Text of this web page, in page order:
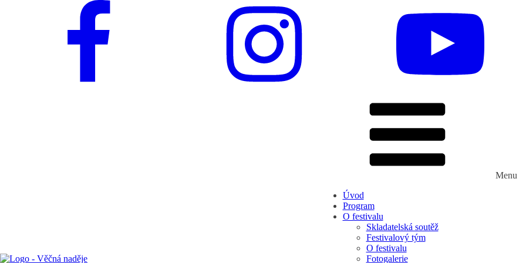
Menu
Úvod
Program
O festivalu
Skladatelská soutěž
Festivalový tým
O festivalu
Fotogalerie